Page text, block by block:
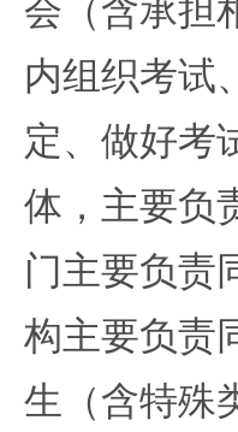
会（含承担
内组织考试
定、做好考
体，主要负
门主要负责
构主要负责
生（含特殊